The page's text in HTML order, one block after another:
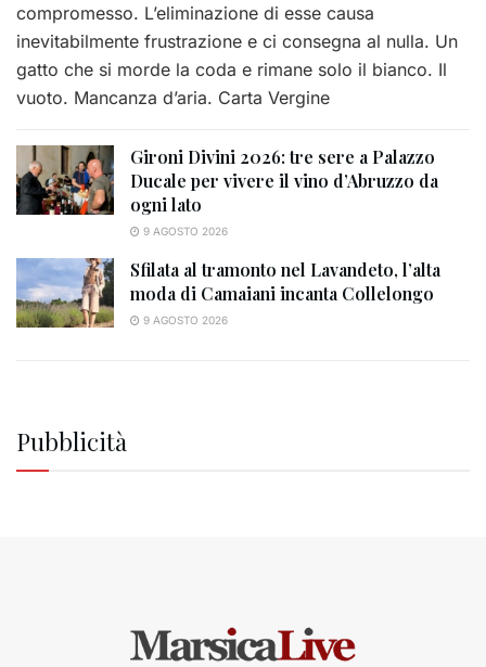
compromesso. L’eliminazione di esse causa
inevitabilmente frustrazione e ci consegna al nulla. Un
gatto che si morde la coda e rimane solo il bianco. Il
vuoto. Mancanza d’aria. Carta Vergine
Gironi Divini 2026: tre sere a Palazzo
Ducale per vivere il vino d’Abruzzo da
ogni lato
9 AGOSTO 2026
Sfilata al tramonto nel Lavandeto, l’alta
moda di Camaiani incanta Collelongo
9 AGOSTO 2026
Pubblicità